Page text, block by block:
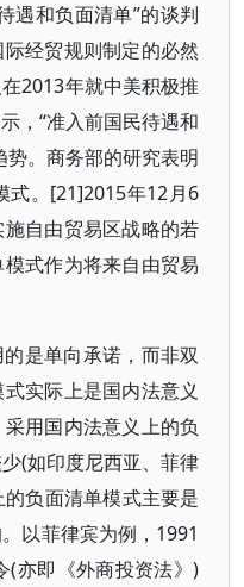
遇和负面清单”的谈判
经贸规则制定的必然
2013年就中美积极推
，“准入前国民待遇和
势。商务部的研究表明
式。[21]2015年12月6
自由贸易区战略的若
式作为将来自由贸易
是单向承诺，而非双
实际上是国内法意义
用国内法意义上的负
(如印度尼西亚、菲律
负面清单模式主要是
以菲律宾为例，1991
(亦即《外商投资法》)